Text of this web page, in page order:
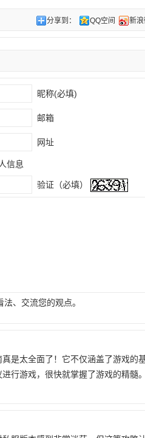
分享到： QQ空间 新
昵称(必填)
邮箱
网址
信息
验证（必填）
、交流您的观点。
是太全面了！它不仅涵盖了游戏的
行游戏，很快就掌握了游戏的精髓